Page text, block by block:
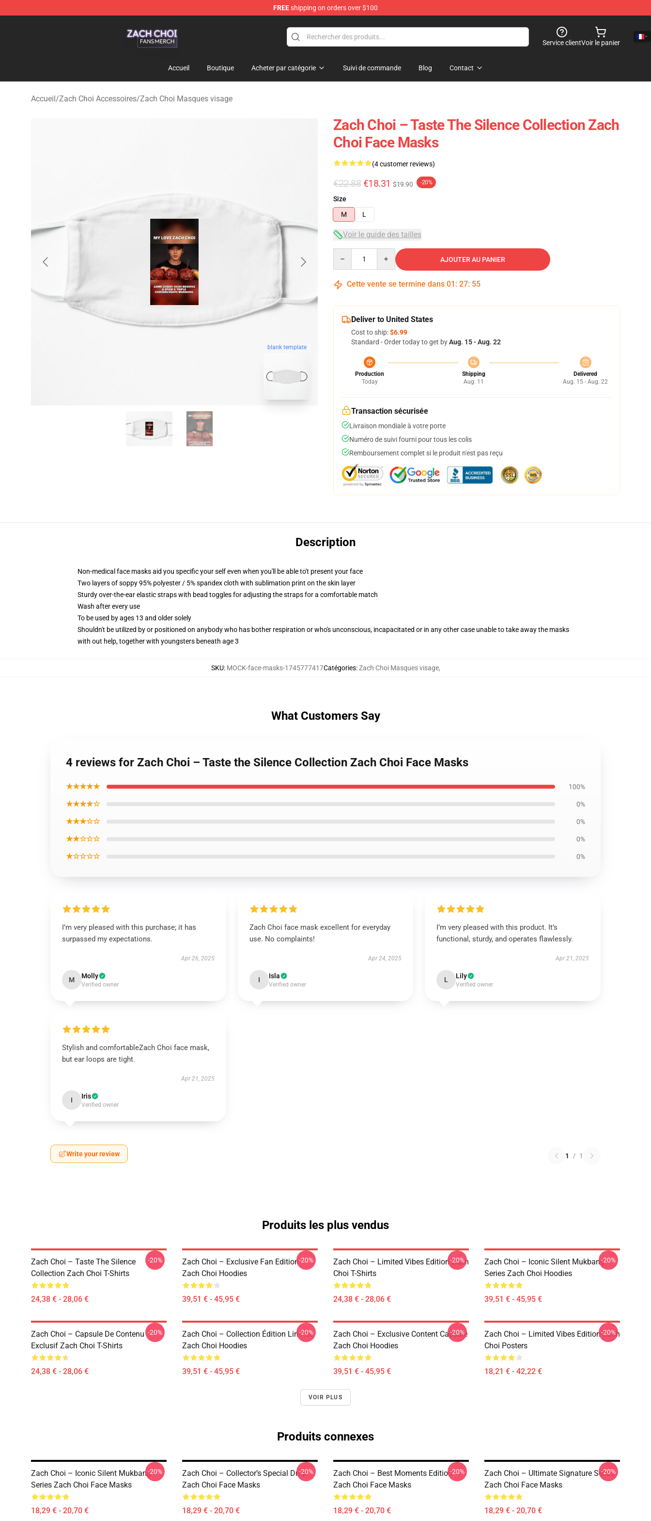
FREEshipping on orders over $100
Service clientVoir le panier
Accueil Boutique Acheter par catégorie Suivi de commande Blog Contact
Accueil/Zach Choi Accessoires/Zach Choi Masques visage
blank template
Zach Choi – Taste The Silence Collection Zach
Choi Face Masks
(4 customer reviews)
€22.88 €18.31 $19.90 -20%
Size
M
L
Voir le guide des tailles
AJOUTER AU PANIER
Cette vente se termine dans 01 : 27: 55
Deliver to United States
Cost to ship:$6.99
Standard - Order today to get byAug. 15 - Aug. 22
Production
Today
Shipping
Aug. 11
Delivered
Aug. 15 - Aug. 22
Transaction sécurisée
Livraison mondiale à votre porte
Numéro de suivi fourni pour tous les colis
Remboursement complet si le produit n'est pas reçu
Description
Non-medical face masks aid you specific your self even when you'll be able to't present your face
Two layers of soppy 95% polyester / 5% spandex cloth with sublimation print on the skin layer
Sturdy over-the-ear elastic straps with bead toggles for adjusting the straps for a comfortable match
Wash after every use
To be used by ages 13 and older solely
Shouldn't be utilized by or positioned on anybody who has bother respiration or who's unconscious, incapacitated or in any other case unable to take away the masks
with out help, together with youngsters beneath age 3
SKU: MOCK-face-masks-1745777417Catégories:Zach Choi Masques visage,
What Customers Say
4 reviews for Zach Choi – Taste the Silence Collection Zach Choi Face Masks
★★★★★ 100%
★★★★☆ 0%
★★★☆☆ 0%
★★☆☆☆ 0%
★☆☆☆☆ 0%
I’m very pleased with this purchase; it has
surpassed my expectations.
Apr 26, 2025
M Molly
Verified owner
Zach Choi face mask excellent for everyday
use. No complaints!
Apr 24, 2025
I Isla
Verified owner
I’m very pleased with this product. It’s
functional, sturdy, and operates flawlessly.
Apr 21, 2025
L Lily
Verified owner
Stylish and comfortableZach Choi face mask,
but ear loops are tight.
Apr 21, 2025
I Iris
Verified owner
Write your review 1 / 1
Produits les plus vendus
Zach Choi – Taste The Silence
Collection Zach Choi T-Shirts
24,38 € - 28,06 €
-20%
Zach Choi – Exclusive Fan Edition
Zach Choi Hoodies
39,51 € - 45,95 €
-20%
Zach Choi – Limited Vibes Edition Zach
Choi T-Shirts
24,38 € - 28,06 €
-20%
Zach Choi – Iconic Silent Mukbang
Series Zach Choi Hoodies
39,51 € - 45,95 €
-20%
Zach Choi – Capsule De Contenu
Exclusif Zach Choi T-Shirts
24,38 € - 28,06 €
-20%
Zach Choi – Collection Édition Limitée
Zach Choi Hoodies
39,51 € - 45,95 €
-20%
Zach Choi – Exclusive Content Capsule
Zach Choi Hoodies
39,51 € - 45,95 €
-20%
Zach Choi – Limited Vibes Edition Zach
Choi Posters
18,21 € - 42,22 €
-20%
VOIR PLUS
Produits connexes
Zach Choi – Iconic Silent Mukbang
Series Zach Choi Face Masks
18,29 € - 20,70 €
-20%
Zach Choi – Collector’s Special Drop
Zach Choi Face Masks
18,29 € - 20,70 €
-20%
Zach Choi – Best Moments Edition
Zach Choi Face Masks
18,29 € - 20,70 €
-20%
Zach Choi – Ultimate Signature Series
Zach Choi Face Masks
18,29 € - 20,70 €
-20%